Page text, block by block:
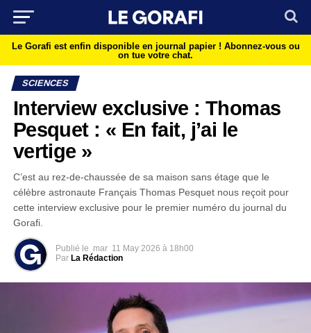
Le Gorafi est enfin disponible en journal papier ! Abonnez-vous ou
on tue votre chat.
SCIENCES
Interview exclusive : Thomas
Pesquet : « En fait, j’ai le
vertige »
C’est au rez-de-chaussée de sa maison sans étage que le
célèbre astronaute Français Thomas Pesquet nous reçoit pour
cette interview exclusive pour le premier numéro du journal du
Gorafi.
Publié le mar 11 May 2026 à 18h00
Par La Rédaction